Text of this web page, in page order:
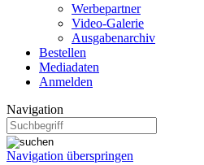
Werbepartner
Video-Galerie
Ausgabenarchiv
Bestellen
Mediadaten
Anmelden
Navigation
Navigation überspringen